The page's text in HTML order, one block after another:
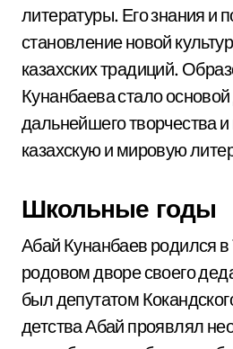
литературы. Его знания и
становление новой
казахских традиций.
Кунанбаева стало основой
дальнейшего творчества и
казахскую и мировую
Школьные годы
Абай Кунанбаев родился в
родовом дворе своего
был депутатом
детства Абай проявлял